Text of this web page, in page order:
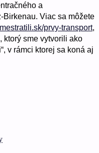
a
Viac sa môžete
prvy-transport,
ktorý sme vytvorili ako
v rámci ktorej sa koná aj